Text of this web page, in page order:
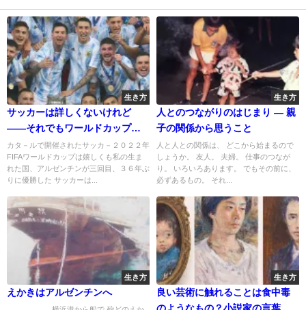
生き方
サッカーは詳しくないけれど
——それでもワールドカップを
観てしまう理由
カタ－ルで開催されたサッカ－２０２２年
FIFAワールドカップは嬉しくも私の生ま
れた国、アルゼンチンが三回目、３６年ぶ
りに優勝した サッカーは...
生き方
人とのつながりのはじまり — 親
子の関係から思うこと
人と人との関係は、 どこから始まるので
しょうか。 友人。 夫婦。 仕事のつなが
り。 いろいろあります。 でもその前に、
必ずあるもの。 それ...
生き方
えかきはアルゼンチンへ
生き方
良い芸術に触れることは食中毒